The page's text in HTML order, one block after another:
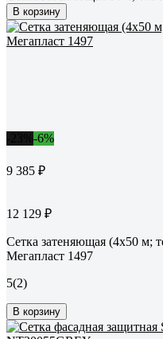
В корзину
-6%
9 385 ₽
12 129 ₽
Сетка затеняющая (4х50 м;
Мегапласт 1497
5(2)
В корзину